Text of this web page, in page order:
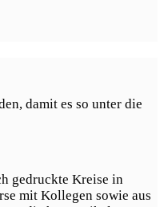
damit es so unter die
gedruckte Kreise in
mit Kollegen sowie aus